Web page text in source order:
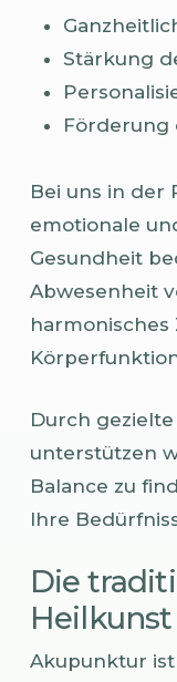
Stärkung
Förderung
Bei uns in der
emotionale
Gesundheit
Abwesenheit
harmonisches
Durch
unterstützen
Balance zu
Ihre
Die
Akupunktur